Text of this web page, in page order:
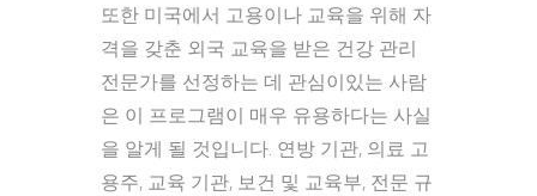
또한 미국에서 고용이나 교육을 위해 자
격을 갖춘 외국 교육을 받은 건강 관리
전문가를 선정하는 데 관심이있는 사람
은 이 프로그램이 매우 유용하다는 사실
을 알게 될 것입니다. 연방 기관, 의료 고
용주, 교육 기관, 보건 및 교육부, 전문 규